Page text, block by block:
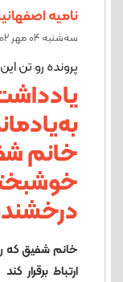
نامیه
ﺳﻪشنبه 04 مهر 1402 / خواندن: 6 دقیقه
پرونده رو تن
خانم
خانم شفیق که
ارتباط برقرار